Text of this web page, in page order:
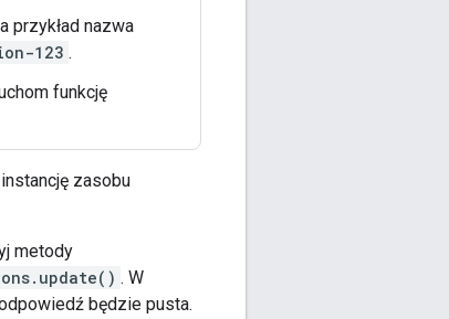
przykład nazwa
123 .
funkcję
zasobu
metody
. W
będzie pusta.